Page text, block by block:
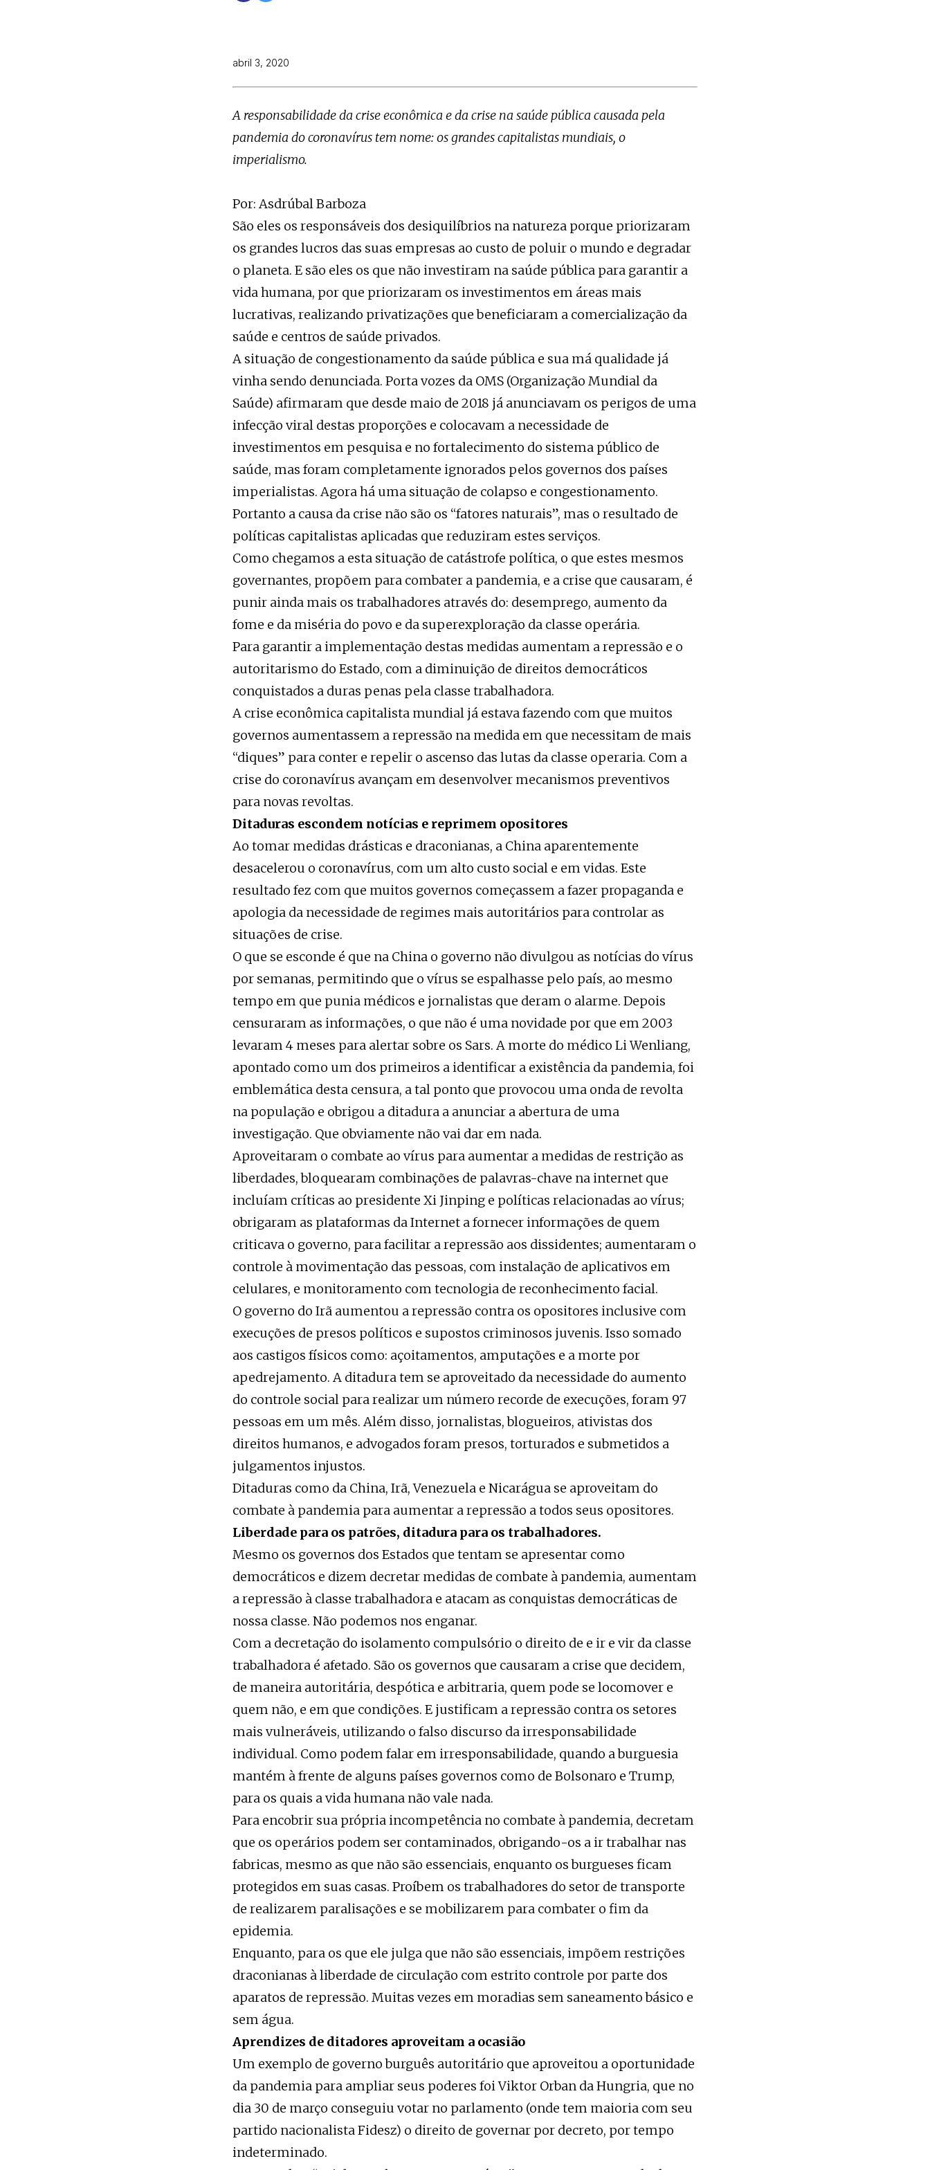
abril 3, 2020
A responsabilidade da crise econômica e da crise na saúde pública causada pela
pandemia do coronavírus tem nome: os grandes capitalistas mundiais, o
imperialismo.
Por: Asdrúbal Barboza
São eles os responsáveis dos desiquilíbrios na natureza porque priorizaram
os grandes lucros das suas empresas ao custo de poluir o mundo e degradar
o planeta. E são eles os que não investiram na saúde pública para garantir a
vida humana, por que priorizaram os investimentos em áreas mais
lucrativas, realizando privatizações que beneficiaram a comercialização da
saúde e centros de saúde privados.
A situação de congestionamento da saúde pública e sua má qualidade já
vinha sendo denunciada. Porta vozes da OMS (Organização Mundial da
Saúde) afirmaram que desde maio de 2018 já anunciavam os perigos de uma
infecção viral destas proporções e colocavam a necessidade de
investimentos em pesquisa e no fortalecimento do sistema público de
saúde, mas foram completamente ignorados pelos governos dos países
imperialistas. Agora há uma situação de colapso e congestionamento.
Portanto a causa da crise não são os “fatores naturais”, mas o resultado de
políticas capitalistas aplicadas que reduziram estes serviços.
Como chegamos a esta situação de catástrofe política, o que estes mesmos
governantes, propõem para combater a pandemia, e a crise que causaram, é
punir ainda mais os trabalhadores através do: desemprego, aumento da
fome e da miséria do povo e da superexploração da classe operária.
Para garantir a implementação destas medidas aumentam a repressão e o
autoritarismo do Estado, com a diminuição de direitos democráticos
conquistados a duras penas pela classe trabalhadora.
A crise econômica capitalista mundial já estava fazendo com que muitos
governos aumentassem a repressão na medida em que necessitam de mais
“diques” para conter e repelir o ascenso das lutas da classe operaria. Com a
crise do coronavírus avançam em desenvolver mecanismos preventivos
para novas revoltas.
Ditaduras escondem notícias e reprimem opositores
Ao tomar medidas drásticas e draconianas, a China aparentemente
desacelerou o coronavírus, com um alto custo social e em vidas. Este
resultado fez com que muitos governos começassem a fazer propaganda e
apologia da necessidade de regimes mais autoritários para controlar as
situações de crise.
O que se esconde é que na China o governo não divulgou as notícias do vírus
por semanas, permitindo que o vírus se espalhasse pelo país, ao mesmo
tempo em que punia médicos e jornalistas que deram o alarme. Depois
censuraram as informações, o que não é uma novidade por que em 2003
levaram 4 meses para alertar sobre os Sars. A morte do médico Li Wenliang,
apontado como um dos primeiros a identificar a existência da pandemia, foi
emblemática desta censura, a tal ponto que provocou uma onda de revolta
na população e obrigou a ditadura a anunciar a abertura de uma
investigação. Que obviamente não vai dar em nada.
Aproveitaram o combate ao vírus para aumentar a medidas de restrição as
liberdades, bloquearam combinações de palavras-chave na internet que
incluíam críticas ao presidente Xi Jinping e políticas relacionadas ao vírus;
obrigaram as plataformas da Internet a fornecer informações de quem
criticava o governo, para facilitar a repressão aos dissidentes; aumentaram o
controle à movimentação das pessoas, com instalação de aplicativos em
celulares, e monitoramento com tecnologia de reconhecimento facial.
O governo do Irã aumentou a repressão contra os opositores inclusive com
execuções de presos políticos e supostos criminosos juvenis. Isso somado
aos castigos físicos como: açoitamentos, amputações e a morte por
apedrejamento. A ditadura tem se aproveitado da necessidade do aumento
do controle social para realizar um número recorde de execuções, foram 97
pessoas em um mês. Além disso, jornalistas, blogueiros, ativistas dos
direitos humanos, e advogados foram presos, torturados e submetidos a
julgamentos injustos.
Ditaduras como da China, Irã, Venezuela e Nicarágua se aproveitam do
combate à pandemia para aumentar a repressão a todos seus opositores.
Liberdade para os patrões, ditadura para os trabalhadores.
Mesmo os governos dos Estados que tentam se apresentar como
democráticos e dizem decretar medidas de combate à pandemia, aumentam
a repressão à classe trabalhadora e atacam as conquistas democráticas de
nossa classe. Não podemos nos enganar.
Com a decretação do isolamento compulsório o direito de e ir e vir da classe
trabalhadora é afetado. São os governos que causaram a crise que decidem,
de maneira autoritária, despótica e arbitraria, quem pode se locomover e
quem não, e em que condições. E justificam a repressão contra os setores
mais vulneráveis, utilizando o falso discurso da irresponsabilidade
individual. Como podem falar em irresponsabilidade, quando a burguesia
mantém à frente de alguns países governos como de Bolsonaro e Trump,
para os quais a vida humana não vale nada.
Para encobrir sua própria incompetência no combate à pandemia, decretam
que os operários podem ser contaminados, obrigando-os a ir trabalhar nas
fabricas, mesmo as que não são essenciais, enquanto os burgueses ficam
protegidos em suas casas. Proíbem os trabalhadores do setor de transporte
de realizarem paralisações e se mobilizarem para combater o fim da
epidemia.
Enquanto, para os que ele julga que não são essenciais, impõem restrições
draconianas à liberdade de circulação com estrito controle por parte dos
aparatos de repressão. Muitas vezes em moradias sem saneamento básico e
sem água.
Aprendizes de ditadores aproveitam a ocasião
Um exemplo de governo burguês autoritário que aproveitou a oportunidade
da pandemia para ampliar seus poderes foi Viktor Orban da Hungria, que no
dia 30 de março conseguiu votar no parlamento (onde tem maioria com seu
partido nacionalista Fidesz) o direito de governar por decreto, por tempo
indeterminado.